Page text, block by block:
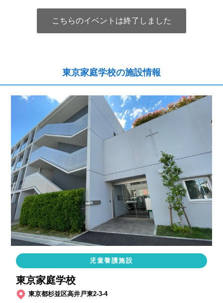
こちらのイベントは終了しました
東京家庭学校の施設情報
児童養護施設
東京家庭学校
東京都杉並区高井戸東2-3-4